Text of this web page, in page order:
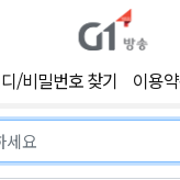
/비밀번호 찾기 이용